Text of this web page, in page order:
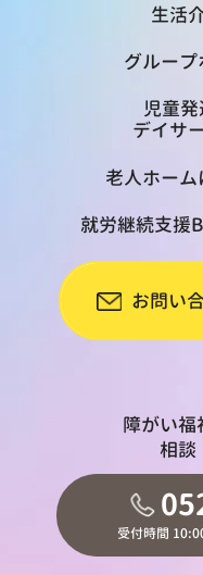
生活
グルー
児童
デイサ
老人ホー
就労継続支援
お問い
障がい福
相談
受付時間